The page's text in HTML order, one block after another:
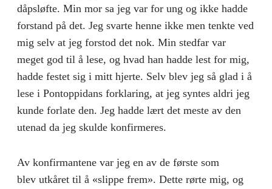
dåpsløfte. Min mor sa jeg var for ung og ikke hadde
forstand på det. Jeg svarte henne ikke men tenkte ved
mig selv at jeg forstod det nok. Min stedfar var
meget god til å lese, og hvad han hadde lest for mig,
hadde festet sig i mitt hjerte. Selv blev jeg så glad i å
lese i Pontoppidans forklaring, at jeg syntes aldri jeg
kunde forlate den. Jeg hadde lært det meste av den
utenad da jeg skulde konfirmeres.
Av konfirmantene var jeg en av de første som
blev utkåret til å «slippe frem». Dette rørte mig, og